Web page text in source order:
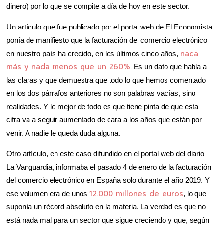
dinero) por lo que se compite a día de hoy en este sector.
Un artículo que fue publicado por el portal web de El Economista
ponía de manifiesto que la facturación del comercio electrónico
en nuestro país ha crecido, en los últimos cinco años, nada
más y nada menos que un 260%. Es un dato que habla a
las claras y que demuestra que todo lo que hemos comentado
en los dos párrafos anteriores no son palabras vacías, sino
realidades. Y lo mejor de todo es que tiene pinta de que esta
cifra va a seguir aumentado de cara a los años que están por
venir. A nadie le queda duda alguna.
Otro artículo, en este caso difundido en el portal web del diario
La Vanguardia, informaba el pasado 4 de enero de la facturación
del comercio electrónico en España solo durante el año 2019. Y
ese volumen era de unos12.000 millones de euros, lo que
suponía un récord absoluto en la materia. La verdad es que no
está nada mal para un sector que sigue creciendo y que, según